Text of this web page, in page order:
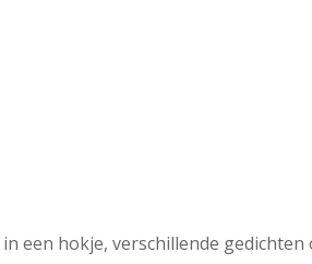
een hokje, verschillende gedichten